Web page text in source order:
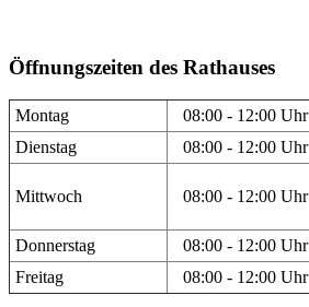
Öffnungszeiten des Rathauses
Montag 08:00 - 12:00 Uhr
Dienstag
08:00 - 12:00 Uhr
Mittwoch 08:00 - 12:00 Uhr
Donnerstag 08:00 - 12:00 Uhr
Freitag
08:00 - 12:00 Uhr